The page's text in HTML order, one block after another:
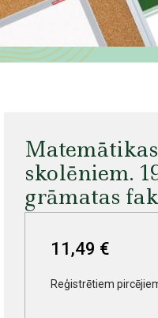
skolēniem.
grāmatas
11,49 €
Reģistrētiem